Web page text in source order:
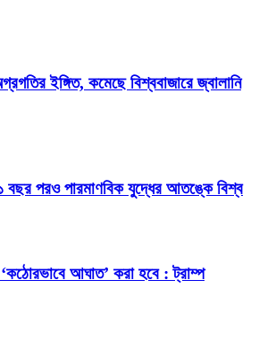
ইঙ্গিত, কমেছে বিশ্ববাজারে জ্বালানি
পরও পারমাণবিক যুদ্ধের আতঙ্কে বিশ্ব
আঘাত’ করা হবে : ট্রাম্প